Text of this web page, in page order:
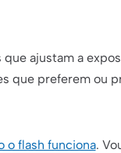
ajustam a
que preferem ou
o flash funciona.